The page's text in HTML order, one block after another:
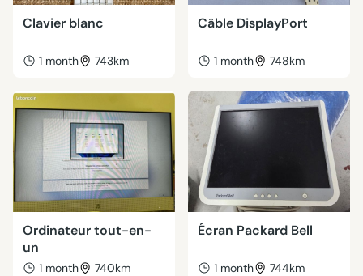
Clavier blanc
1 month 743km
Câble DisplayPort
1 month 748km
Ordinateur tout-en-
un
1 month 740km
Écran Packard Bell
1 month 744km